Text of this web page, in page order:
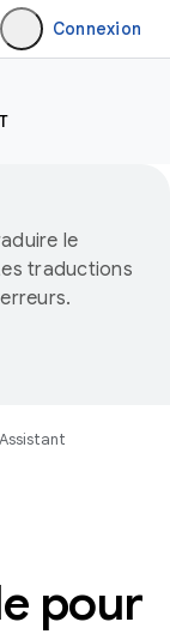
Connexion
le
traductions
Assistant
pour